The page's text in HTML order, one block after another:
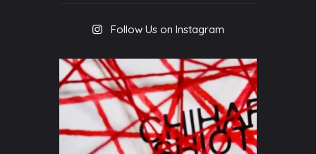
Follow Us on Instagram